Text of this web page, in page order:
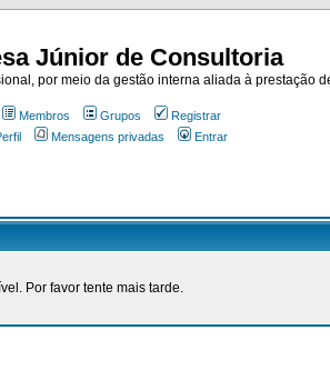
Júnior de Consultoria
por meio da gestão interna aliada à prestação
Membros Grupos
Registrar
Mensagens privadas Entrar
Por favor tente mais tarde.